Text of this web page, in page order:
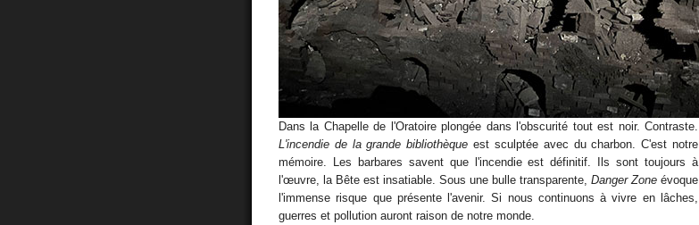
Dans la Chapelle de l'Oratoire plongée dans l'obscurité tout est noir. Contraste.
L'incendie de la grande bibliothèque est sculptée avec du charbon. C'est notre
mémoire. Les barbares savent que l'incendie est définitif. Ils sont toujours à
l'œuvre, la Bête est insatiable. Sous une bulle transparente, Danger Zone évoque
l'immense risque que présente l'avenir. Si nous continuons à vivre en lâches,
guerres et pollution auront raison de notre monde.